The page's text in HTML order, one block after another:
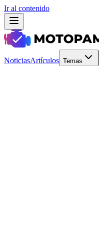
Ir al contenido
NoticiasArtículos Temas